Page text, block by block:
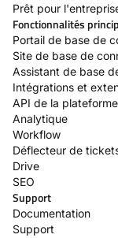
Prêt pour
Fonctionnalités
Portail de base de
Site de base de
Assistant de base
Intégrations et
API de la plateforme
Analytique
Workflow
Déflecteur de
Drive
SEO
Support
Documentation
Support